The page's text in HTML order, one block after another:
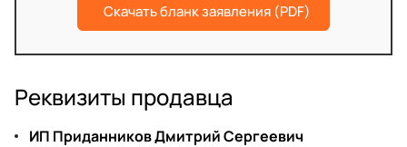
Скачать бланк заявления (PDF)
Реквизиты продавца
ИП Приданников Дмитрий Сергеевич